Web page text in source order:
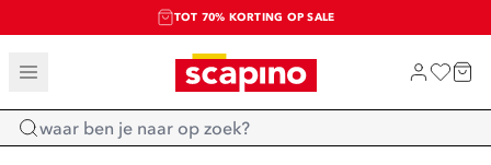
TOT 70% KORTING OP SALE
SALE: LAATSTE KANS!
SHOP NIEUW
Home